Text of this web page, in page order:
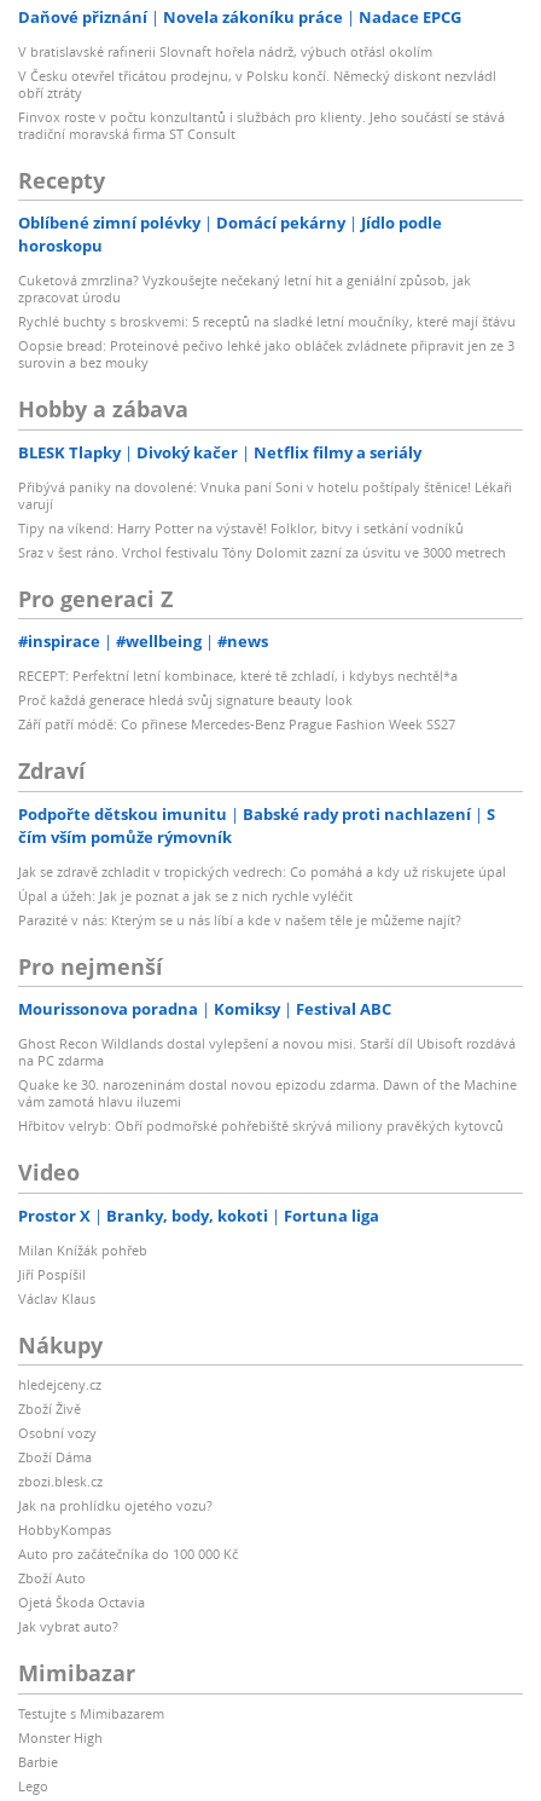
Daňové přiznání Novela zákoníku práce Nadace EPCG
V bratislavské rafinerii Slovnaft hořela nádrž, výbuch otřásl okolím
V Česku otevřel třicátou prodejnu, v Polsku končí. Německý diskont nezvládl
obří ztráty
Finvox roste v počtu konzultantů i službách pro klienty. Jeho součástí se stává
tradiční moravská firma ST Consult
Recepty
Oblíbené zimní polévky Domácí pekárny
Jídlo podle
horoskopu
Cuketová zmrzlina? Vyzkoušejte nečekaný letní hit a geniální způsob, jak
zpracovat úrodu
Rychlé buchty s broskvemi: 5 receptů na sladké letní moučníky, které mají šťávu
Oopsie bread: Proteinové pečivo lehké jako obláček zvládnete připravit jen ze 3
surovin a bez mouky
Hobby a zábava
BLESK Tlapky Divoký kačer Netflix filmy a seriály
Přibývá paniky na dovolené: Vnuka paní Soni v hotelu poštípaly štěnice! Lékaři
varují
Tipy na víkend: Harry Potter na výstavě! Folklor, bitvy i setkání vodníků
Sraz v šest ráno. Vrchol festivalu Tóny Dolomit zazní za úsvitu ve 3000 metrech
Pro generaci Z
#inspirace #wellbeing #news
RECEPT: Perfektní letní kombinace, které tě zchladí, i kdybys nechtěl*a
Proč každá generace hledá svůj signature beauty look
Září patří módě: Co přinese Mercedes-Benz Prague Fashion Week SS27
Zdraví
Podpořte dětskou imunitu Babské rady proti nachlazení
S
čím vším pomůže rýmovník
Jak se zdravě zchladit v tropických vedrech: Co pomáhá a kdy už riskujete úpal
Úpal a úžeh: Jak je poznat a jak se z nich rychle vyléčit
Parazité v nás: Kterým se u nás líbí a kde v našem těle je můžeme najít?
Pro nejmenší
Mourissonova poradna Komiksy Festival ABC
Ghost Recon Wildlands dostal vylepšení a novou misi. Starší díl Ubisoft rozdává
na PC zdarma
Quake ke 30. narozeninám dostal novou epizodu zdarma. Dawn of the Machine
vám zamotá hlavu iluzemi
Hřbitov velryb: Obří podmořské pohřebiště skrývá miliony pravěkých kytovců
Video
Prostor X Branky, body, kokoti Fortuna liga
Milan Knížák pohřeb
Jiří Pospíšil
Václav Klaus
Nákupy
hledejceny.cz
Zboží Živě
Osobní vozy
Zboží Dáma
zbozi.blesk.cz
Jak na prohlídku ojetého vozu?
HobbyKompas
Auto pro začátečníka do 100 000 Kč
Zboží Auto
Ojetá Škoda Octavia
Jak vybrat auto?
Mimibazar
Testujte s Mimibazarem
Monster High
Barbie
Lego